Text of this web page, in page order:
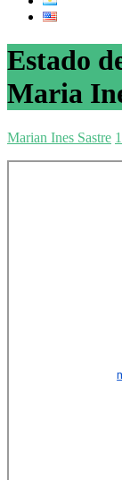
Estado
Maria
Marian Ines Sastre